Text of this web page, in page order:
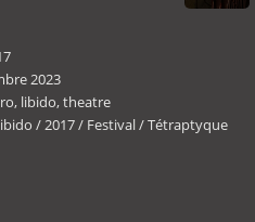
2023
, libido,theatre
/2017/ Festival/Tétraptyque